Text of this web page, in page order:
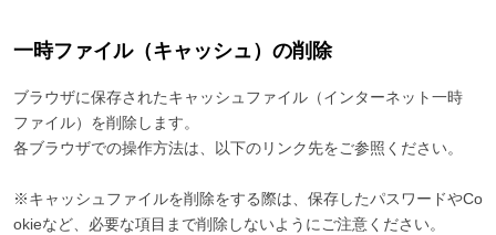
一時ファイル（キャッシュ）の削除
ブラウザに保存されたキャッシュファイル（インターネット一時
ファイル）を削除します。
各ブラウザでの操作方法は、以下のリンク先をご参照ください。
※キャッシュファイルを削除をする際は、保存したパスワードやCo
okieなど、必要な項目まで削除しないようにご注意ください。